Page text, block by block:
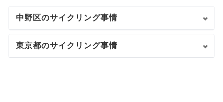
中野区のサイクリング事情
東京都のサイクリング事情